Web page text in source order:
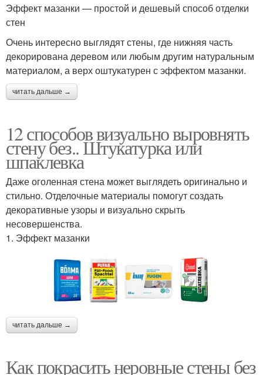
Эффект мазанки — простой и дешевый способ отделки
стен
Очень интересно выглядят стены, где нижняя часть
декорирована деревом или любым другим натуральным
материалом, а верх оштукатурен с эффектом мазанки.
читать дальше →
12 способов визуально выровнять
стену без.. Штукатурка или
шпаклевка
Даже оголенная стена может выглядеть оригинально и
стильно. Отделочные материалы помогут создать
декоративные узоры и визуально скрыть
несовершенства.
1. Эффект мазанки
читать дальше →
Как покрасить неровные стены без